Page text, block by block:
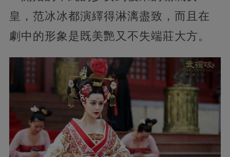
皇，范冰冰都演繹得淋漓盡致，而且在
劇中的形象是既美艷又不失端莊大方。